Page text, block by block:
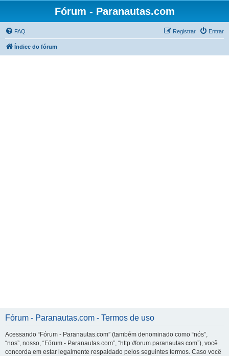
Fórum - Paranautas.com
FAQ Entrar
Registrar
Índice do fórum
Fórum - Paranautas.com - Termos de uso
Acessando “Fórum - Paranautas.com” (também denominado como “nós”,
“nos”, nosso, “Fórum - Paranautas.com”, “http://forum.paranautas.com”), você
concorda em estar legalmente respaldado pelos seguintes termos. Caso você